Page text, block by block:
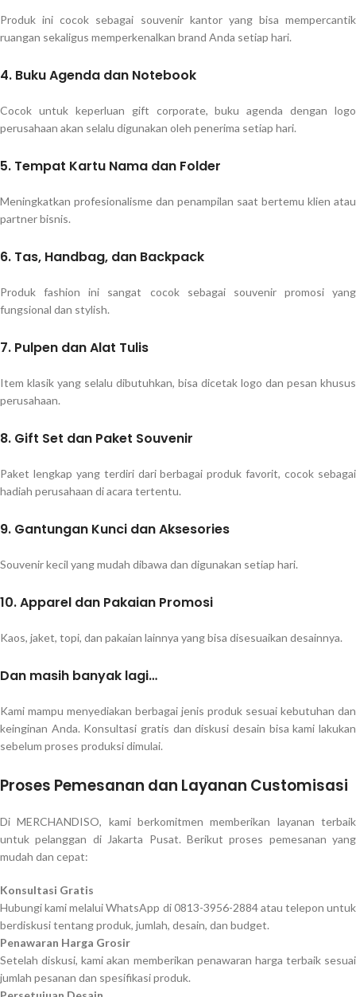
Produk ini cocok sebagai souvenir kantor yang bisa mempercantik
ruangan sekaligus memperkenalkan brand Anda setiap hari.
4. Buku Agenda dan Notebook
Cocok untuk keperluan gift corporate, buku agenda dengan logo
perusahaan akan selalu digunakan oleh penerima setiap hari.
5. Tempat Kartu Nama dan Folder
Meningkatkan profesionalisme dan penampilan saat bertemu klien atau
partner bisnis.
6. Tas, Handbag, dan Backpack
Produk fashion ini sangat cocok sebagai souvenir promosi yang
fungsional dan stylish.
7. Pulpen dan Alat Tulis
Item klasik yang selalu dibutuhkan, bisa dicetak logo dan pesan khusus
perusahaan.
8. Gift Set dan Paket Souvenir
Paket lengkap yang terdiri dari berbagai produk favorit, cocok sebagai
hadiah perusahaan di acara tertentu.
9. Gantungan Kunci dan Aksesories
Souvenir kecil yang mudah dibawa dan digunakan setiap hari.
10. Apparel dan Pakaian Promosi
Kaos, jaket, topi, dan pakaian lainnya yang bisa disesuaikan desainnya.
Dan masih banyak lagi…
Kami mampu menyediakan berbagai jenis produk sesuai kebutuhan dan
keinginan Anda. Konsultasi gratis dan diskusi desain bisa kami lakukan
sebelum proses produksi dimulai.
Proses Pemesanan dan Layanan Customisasi
Di MERCHANDISO, kami berkomitmen memberikan layanan terbaik
untuk pelanggan di Jakarta Pusat. Berikut proses pemesanan yang
mudah dan cepat:
Konsultasi Gratis
Hubungi kami melalui WhatsApp di 0813-3956-2884 atau telepon untuk
berdiskusi tentang produk, jumlah, desain, dan budget.
Penawaran Harga Grosir
Setelah diskusi, kami akan memberikan penawaran harga terbaik sesuai
jumlah pesanan dan spesifikasi produk.